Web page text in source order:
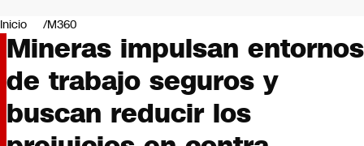
Negocios
Deportes
Programas completos
Cultura
Servicios
Bits
Inicio M360
Mineras impulsan entornos
de trabajo seguros y
buscan reducir los